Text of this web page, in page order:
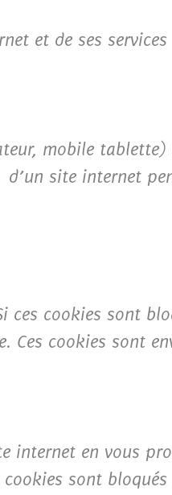
et de ses
mobile tablette)
site internet
ces cookies sont
cookies sont
internet en vous
sont